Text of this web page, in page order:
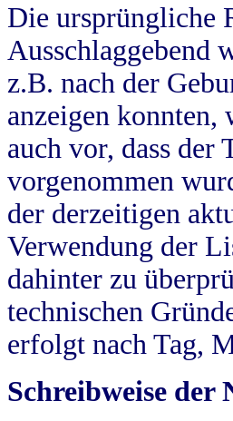
Die ursprüngliche
Ausschlaggebend
z.B. nach der
anzeigen konnten,
auch vor, dass
vorgenommen
der derzeitigen
Verwendung der
dahinter zu
technischen
erfolgt nach Tag,
Schreibweise der